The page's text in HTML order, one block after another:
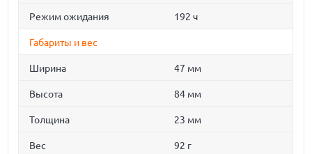
Режим ожидания 192 ч
Габариты и вес
Ширина 47 мм
Высота 84 мм
Толщина 23 мм
Вес 92 г